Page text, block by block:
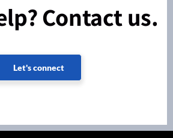
Contact us.
Let's connect